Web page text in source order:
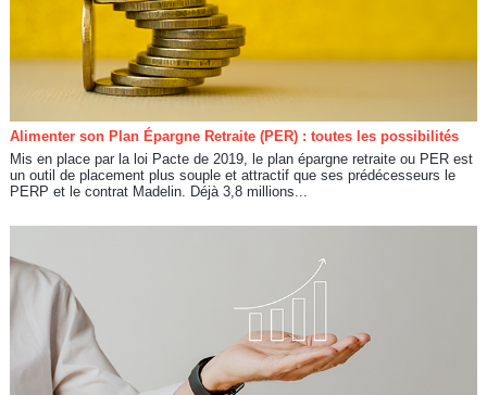
Alimenter son Plan Épargne Retraite (PER) : toutes les possibilités
Mis en place par la loi Pacte de 2019, le plan épargne retraite ou PER est
un outil de placement plus souple et attractif que ses prédécesseurs le
PERP et le contrat Madelin. Déjà 3,8 millions...